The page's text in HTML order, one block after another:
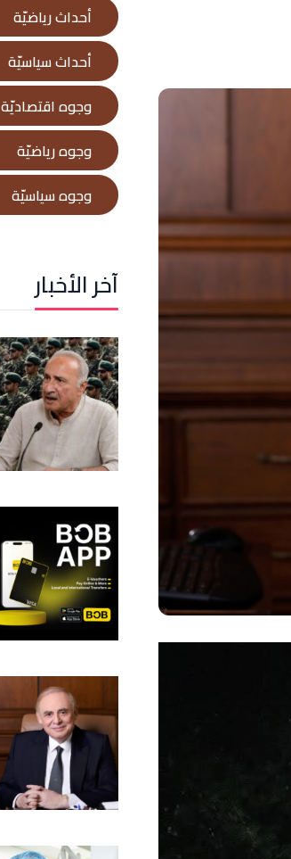
أحداث رياضيّة
أحداث سياسيّة
وجوه اقتصاديّة
وجوه رياضيّة
وجوه سياسيّة
آخر الأخبار